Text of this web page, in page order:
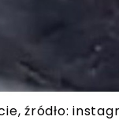
źródło: